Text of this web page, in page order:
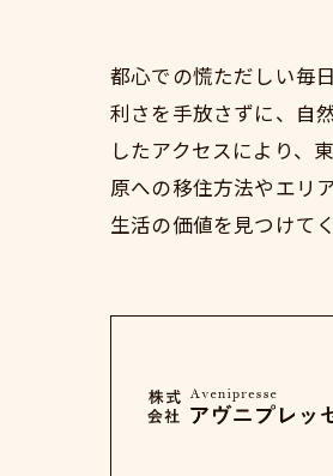
都心での慌ただしい毎
利さを手放さずに、自
したアクセスにより、
原への移住方法やエリ
生活の価値を見つけて